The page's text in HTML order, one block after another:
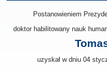
Postanowieniem
doktor habilitowany nauk
uzyskał w dniu 04